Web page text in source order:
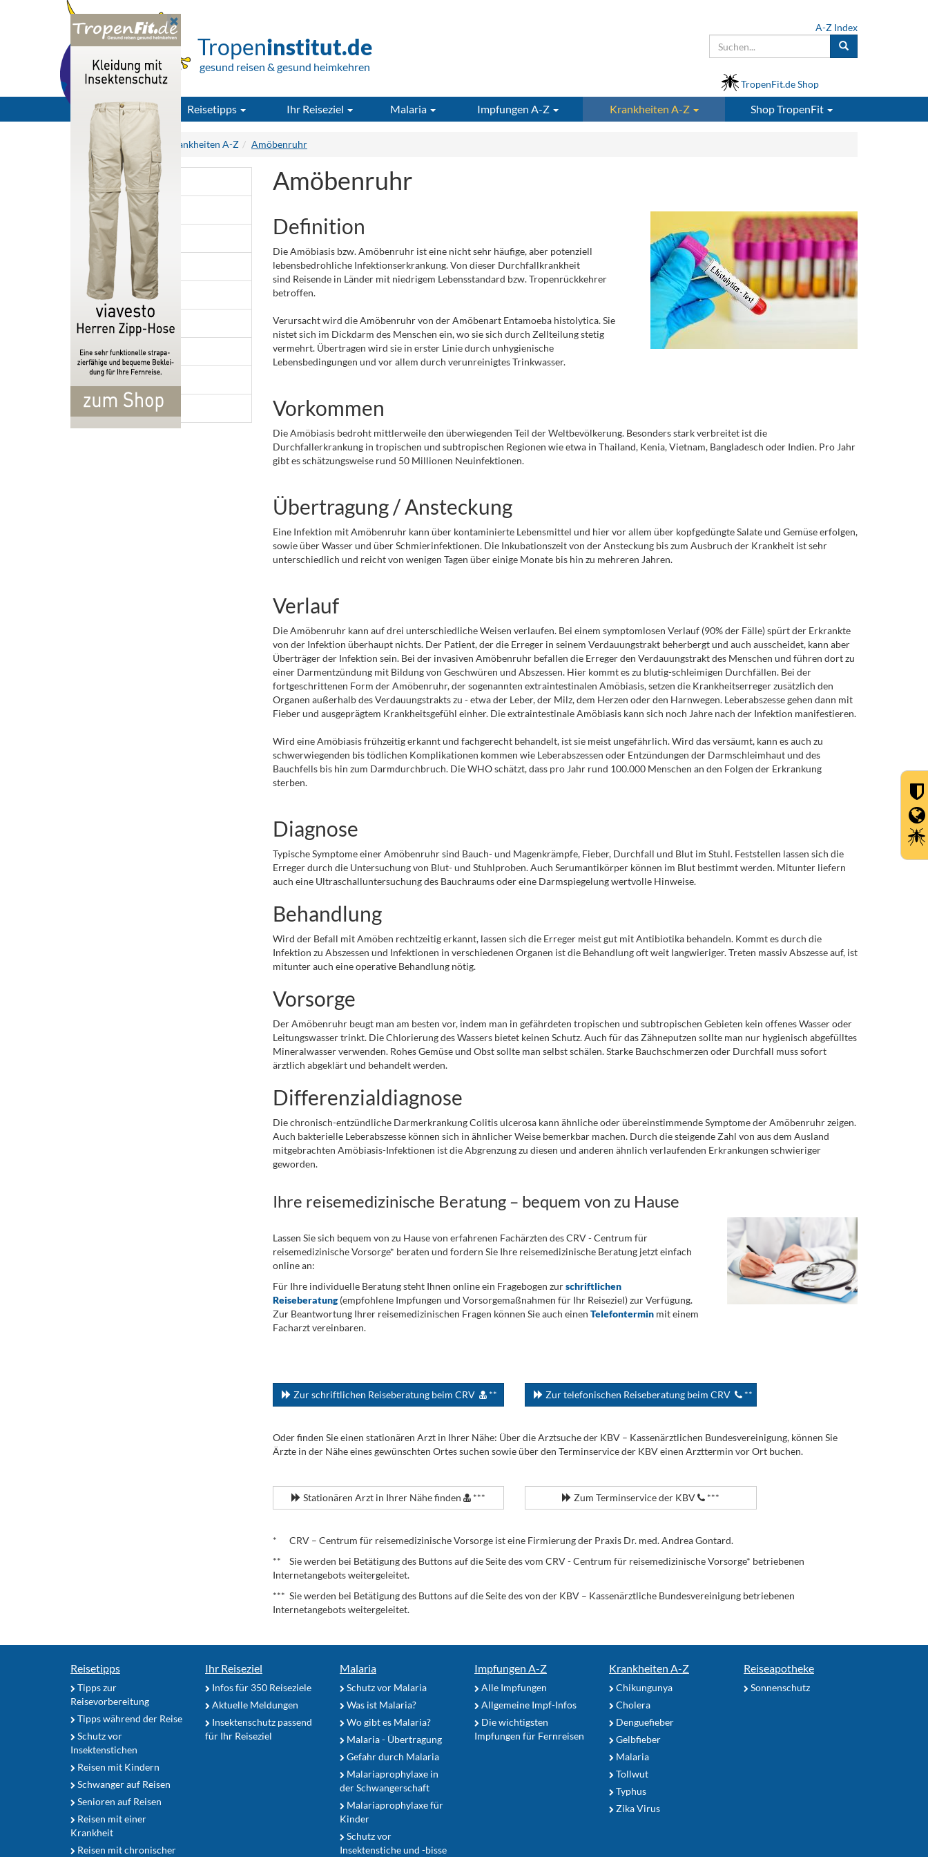
Tropeninstitut.de
gesund reisen & gesund heimkehren
A-Z Index
TropenFit.de Shop
Reisetipps Ihr Reiseziel Malaria Impfungen A-Z Krankheiten A-Z ShopTropenFit
Tropeninstitut.de Krankheiten A-Z Amöbenruhr
Amöbenruhr
Definition
Die Amöbiasis bzw. Amöbenruhr ist eine nicht sehr häufige, aber potenziell
lebensbedrohliche Infektionserkrankung. Von dieser Durchfallkrankheit
sind Reisende in Länder mit niedrigem Lebensstandard bzw. Tropenrückkehrer
betroffen.
Verursacht wird die Amöbenruhr von der Amöbenart Entamoeba histolytica. Sie
nistet sich im Dickdarm des Menschen ein, wo sie sich durch Zellteilung stetig
vermehrt. Übertragen wird sie in erster Linie durch unhygienische
Lebensbedingungen und vor allem durch verunreinigtes Trinkwasser.
Vorkommen
Die Amöbiasis bedroht mittlerweile den überwiegenden Teil der Weltbevölkerung. Besonders stark verbreitet ist die
Durchfallerkrankung in tropischen und subtropischen Regionen wie etwa in Thailand, Kenia, Vietnam, Bangladesch oder Indien. Pro Jahr
gibt es schätzungsweise rund 50 Millionen Neuinfektionen.
Übertragung / Ansteckung
Eine Infektion mit Amöbenruhr kann über kontaminierte Lebensmittel und hier vor allem über kopfgedüngte Salate und Gemüse erfolgen,
sowie über Wasser und über Schmierinfektionen. Die Inkubationszeit von der Ansteckung bis zum Ausbruch der Krankheit ist sehr
unterschiedlich und reicht von wenigen Tagen über einige Monate bis hin zu mehreren Jahren.
Verlauf
Die Amöbenruhr kann auf drei unterschiedliche Weisen verlaufen. Bei einem symptomlosen Verlauf (90% der Fälle) spürt der Erkrankte
von der Infektion überhaupt nichts. Der Patient, der die Erreger in seinem Verdauungstrakt beherbergt und auch ausscheidet, kann aber
Überträger der Infektion sein. Bei der invasiven Amöbenruhr befallen die Erreger den Verdauungstrakt des Menschen und führen dort zu
einer Darmentzündung mit Bildung von Geschwüren und Abszessen. Hier kommt es zu blutig-schleimigen Durchfällen. Bei der
fortgeschrittenen Form der Amöbenruhr, der sogenannten extraintestinalen Amöbiasis, setzen die Krankheitserreger zusätzlich den
Organen außerhalb des Verdauungstrakts zu - etwa der Leber, der Milz, dem Herzen oder den Harnwegen. Leberabszesse gehen dann mit
Fieber und ausgeprägtem Krankheitsgefühl einher. Die extraintestinale Amöbiasis kann sich noch Jahre nach der Infektion manifestieren.
Wird eine Amöbiasis frühzeitig erkannt und fachgerecht behandelt, ist sie meist ungefährlich. Wird das versäumt, kann es auch zu
schwerwiegenden bis tödlichen Komplikationen kommen wie Leberabszessen oder Entzündungen der Darmschleimhaut und des
Bauchfells bis hin zum Darmdurchbruch. Die WHO schätzt, dass pro Jahr rund 100.000 Menschen an den Folgen der Erkrankung
sterben.
Diagnose
Typische Symptome einer Amöbenruhr sind Bauch- und Magenkrämpfe, Fieber, Durchfall und Blut im Stuhl. Feststellen lassen sich die
Erreger durch die Untersuchung von Blut- und Stuhlproben. Auch Serumantikörper können im Blut bestimmt werden. Mitunter liefern
auch eine Ultraschalluntersuchung des Bauchraums oder eine Darmspiegelung wertvolle Hinweise.
Behandlung
Wird der Befall mit Amöben rechtzeitig erkannt, lassen sich die Erreger meist gut mit Antibiotika behandeln. Kommt es durch die
Infektion zu Abszessen und Infektionen in verschiedenen Organen ist die Behandlung oft weit langwieriger. Treten massiv Abszesse auf, ist
mitunter auch eine operative Behandlung nötig.
Vorsorge
Der Amöbenruhr beugt man am besten vor, indem man in gefährdeten tropischen und subtropischen Gebieten kein offenes Wasser oder
Leitungswasser trinkt. Die Chlorierung des Wassers bietet keinen Schutz. Auch für das Zähneputzen sollte man nur hygienisch abgefülltes
Mineralwasser verwenden. Rohes Gemüse und Obst sollte man selbst schälen. Starke Bauchschmerzen oder Durchfall muss sofort
ärztlich abgeklärt und behandelt werden.
Differenzialdiagnose
Die chronisch-entzündliche Darmerkrankung Colitis ulcerosa kann ähnliche oder übereinstimmende Symptome der Amöbenruhr zeigen.
Auch bakterielle Leberabszesse können sich in ähnlicher Weise bemerkbar machen. Durch die steigende Zahl von aus dem Ausland
mitgebrachten Amöbiasis-Infektionen ist die Abgrenzung zu diesen und anderen ähnlich verlaufenden Erkrankungen schwieriger
geworden.
Ihre reisemedizinische Beratung – bequem von zu Hause
Lassen Sie sich bequem von zu Hause von erfahrenen Fachärzten des CRV - Centrum für
reisemedizinische Vorsorge* beraten und fordern Sie Ihre reisemedizinische Beratung jetzt einfach
online an:
Für Ihre individuelle Beratung steht Ihnen online ein Fragebogen zurschriftlichen
Reiseberatung(empfohlene Impfungen und Vorsorgemaßnahmen für Ihr Reiseziel) zur Verfügung.
Zur Beantwortung Ihrer reisemedizinischen Fragen können Sie auch einen Telefonterminmit einem
Facharzt vereinbaren.
Zur schriftlichen Reiseberatung beim CRV ** Zur telefonischen Reiseberatung beim CRV **
Oder finden Sie einen stationären Arzt in Ihrer Nähe: Über die Arztsuche der KBV – Kassenärztlichen Bundesvereinigung, können Sie
Ärzte in der Nähe eines gewünschten Ortes suchen sowie über den Terminservice der KBV einen Arzttermin vor Ort buchen.
Stationären Arzt in Ihrer Nähe finden *** Zum Terminservice der KBV ***
* CRV – Centrum für reisemedizinische Vorsorge ist eine Firmierung der Praxis Dr. med. Andrea Gontard.
** Sie werden bei Betätigung des Buttons auf die Seite des vom CRV - Centrum für reisemedizinische Vorsorge* betriebenen
Internetangebots weitergeleitet.
*** Sie werden bei Betätigung des Buttons auf die Seite des von der KBV – Kassenärztliche Bundesvereinigung betriebenen
Internetangebots weitergeleitet.
Chikungunya
Cholera
Denguefieber
Gelbfieber
Malaria
Tollwut
Typhus
Zika Virus
Alle Krankheiten A-Z
Reisetipps
Tipps zur
Reisevorbereitung
Tipps während der Reise
Schutz vor
Insektenstichen
Reisen mit Kindern
Schwanger auf Reisen
Senioren auf Reisen
Reisen mit einer
Krankheit
Reisen mit chronischer
Ihr Reiseziel
Infos für 350 Reiseziele
Aktuelle Meldungen
Insektenschutz passend
für Ihr Reiseziel
Malaria
Schutz vor Malaria
Was ist Malaria?
Wo gibt es Malaria?
Malaria - Übertragung
Gefahr durch Malaria
Malariaprophylaxe in
der Schwangerschaft
Malariaprophylaxe für
Kinder
Schutz vor
Insektenstiche und -bisse
Impfungen A-Z
Alle Impfungen
Allgemeine Impf-Infos
Die wichtigsten
Impfungen für Fernreisen
Krankheiten A-Z
Chikungunya
Cholera
Denguefieber
Gelbfieber
Malaria
Tollwut
Typhus
Zika Virus
Reiseapotheke
Sonnenschutz